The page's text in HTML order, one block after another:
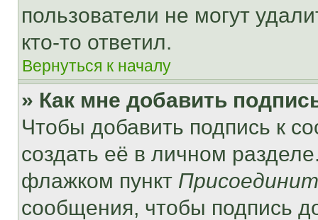
пользователи не могут
кто-то ответил.
Вернуться к началу
» Как мне добавить
Чтобы добавить подпись к
создать её в личном
флажком пункт
сообщения, чтобы подпись